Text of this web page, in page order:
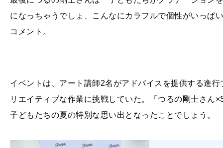
になっちゃうでしょ、こんなにカラフルで個性がいっぱ
コメント。
イベントは、アート講師2名がアドバイスを提供する進
リエイティブな作業に挑戦していた。「つるの剛士さん
子どもたちの夏の特別な思い出となったことでしょう。